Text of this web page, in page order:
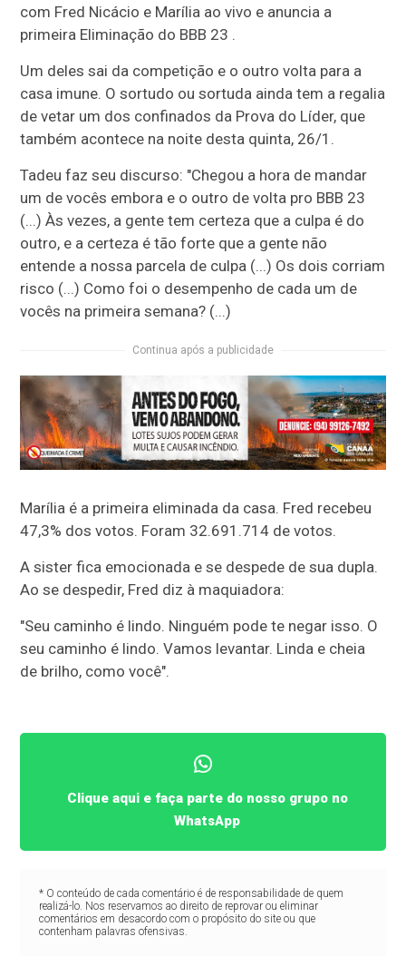
com Fred Nicácio e Marília ao vivo e anuncia a
primeira Eliminação do BBB 23 .
Um deles sai da competição e o outro volta para a
casa imune. O sortudo ou sortuda ainda tem a regalia
de vetar um dos confinados da Prova do Líder, que
também acontece na noite desta quinta, 26/1.
Tadeu faz seu discurso: "Chegou a hora de mandar
um de vocês embora e o outro de volta pro BBB 23
(...) Às vezes, a gente tem certeza que a culpa é do
outro, e a certeza é tão forte que a gente não
entende a nossa parcela de culpa (...) Os dois corriam
risco (...) Como foi o desempenho de cada um de
vocês na primeira semana? (...)
Continua após a publicidade
Marília é a primeira eliminada da casa. Fred recebeu
47,3% dos votos. Foram 32.691.714 de votos.
A sister fica emocionada e se despede de sua dupla.
Ao se despedir, Fred diz à maquiadora:
"Seu caminho é lindo. Ninguém pode te negar isso. O
seu caminho é lindo. Vamos levantar. Linda e cheia
de brilho, como você".
Clique aqui e faça parte do nosso grupo no
WhatsApp
* O conteúdo de cada comentário é de responsabilidade de quem
realizá-lo. Nos reservamos ao direito de reprovar ou eliminar
comentários em desacordo com o propósito do site ou que
contenham palavras ofensivas.